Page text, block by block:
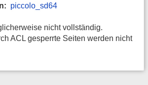
piccolo_sd64
nicht vollständig.
ACL gesperrte Seiten werden nicht